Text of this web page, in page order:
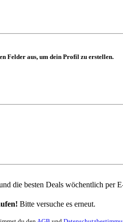
Felder aus, um dein Profil zu erstellen.
die besten Deals wöchentlich per
Bitte versuche es erneut.